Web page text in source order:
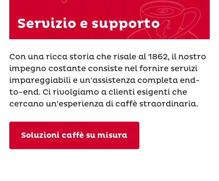
Con una ricca storia che risale al 1862, il nostro
impegno costante consiste nel fornire servizi
impareggiabili e un'assistenza completa end-
to-end. Ci rivolgiamo a clienti esigenti che
cercano un'esperienza di caffè straordinaria.
Soluzioni caffè su misura
Servizio e supporto